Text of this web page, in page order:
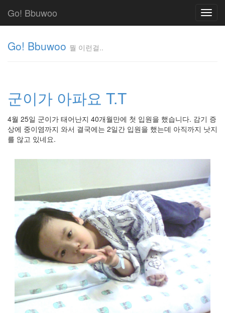
Go! Bbuwoo
Go! Bbuwoo 뭘 이런걸..
군이가 아파요 T.T
4월 25일 군이가 태어난지 40개월만에 첫 입원을 했습니다. 감기 증
상에 중이염까지 와서 결국에는 2일간 입원을 했는데 아직까지 낫지
를 않고 있네요.
걸..
김
균
녕
리
눅
스
AnNyung
Firefox
Mozilla